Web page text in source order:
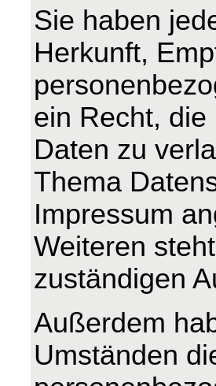
Sie haben
Herkunft,
ein Recht,
Daten zu
Thema
Impressum
Weiteren
zuständigen
Außerdem
Umständen